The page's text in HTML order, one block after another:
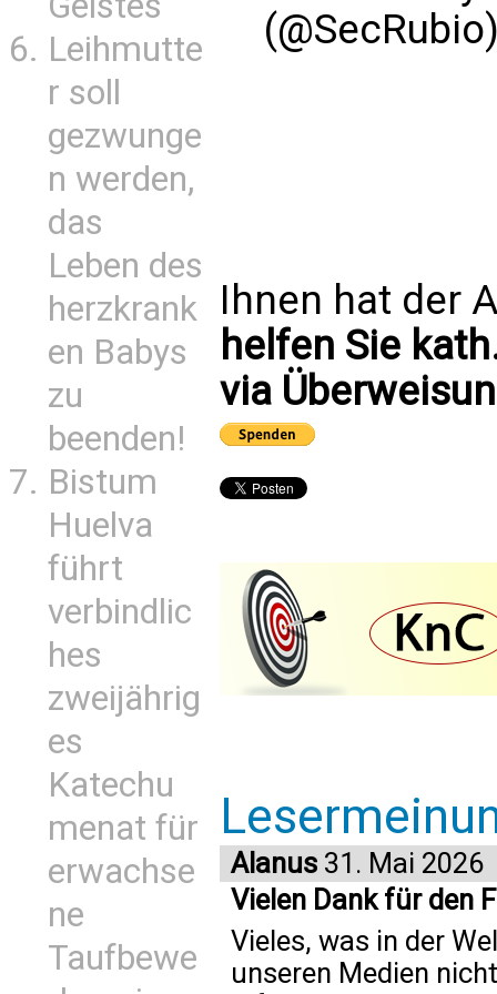
Leihmutte
r soll
gezwunge
n werden,
das
Leben des
herzkrank
en Babys
zu
beenden!
Bistum
Huelva
führt
verbindlic
hes
zweijährig
es
Katechu
menat für
erwachse
ne
Taufbewe
Ihnen hat der
helfen Sie
via
Alanus 31. Mai 2026
Vielen Dank für den
Vieles, was in der
unseren Medien